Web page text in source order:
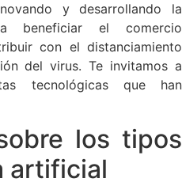
y desarrollando la
beneficiar el comercio
con el distanciamiento
del virus. Te invitamos a
tecnológicas que han
los tipos
artificial